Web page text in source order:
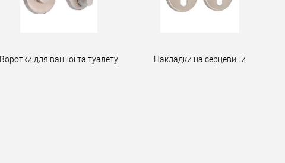
Воротки для ванної та туалету Накладки на серцевини